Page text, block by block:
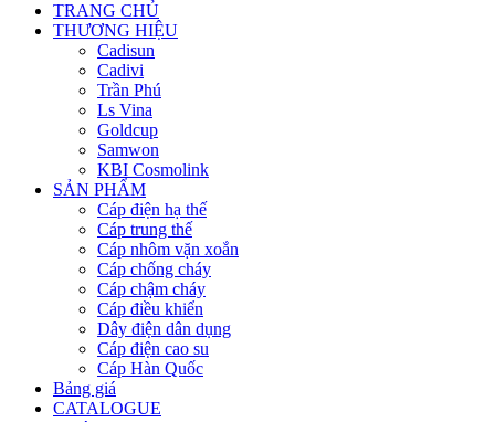
TRANG CHỦ
THƯƠNG HIỆU
Cadisun
Cadivi
Trần Phú
Ls Vina
Goldcup
Samwon
KBI Cosmolink
SẢN PHẨM
Cáp điện hạ thế
Cáp trung thế
Cáp nhôm vặn xoắn
Cáp chống cháy
Cáp chậm cháy
Cáp điều khiển
Dây điện dân dụng
Cáp điện cao su
Cáp Hàn Quốc
Bảng giá
CATALOGUE